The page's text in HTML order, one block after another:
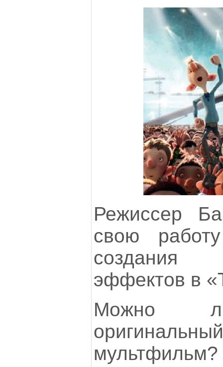
Режиссер
свою
создания
эффектов в
Можно